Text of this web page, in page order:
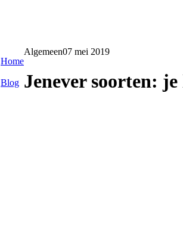
Home
Blog
Algemeen07 mei 2019
Jenever soorten: